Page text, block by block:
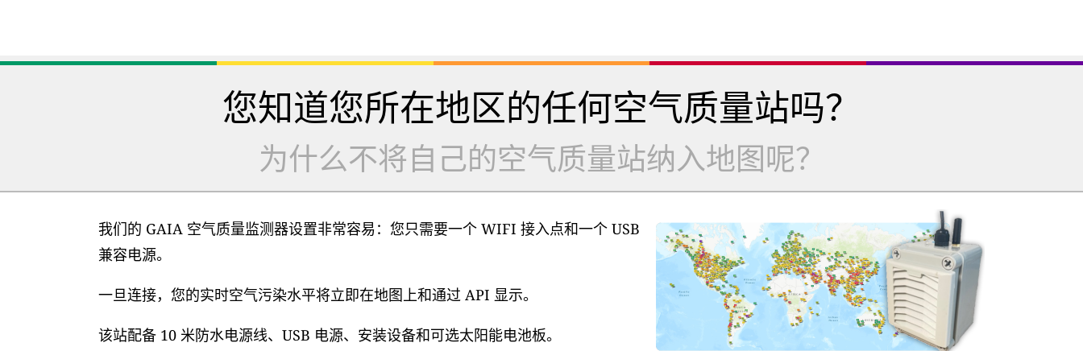
您知道您所在地区的任何空气质量站吗？
为什么不将自己的空气质量站纳入地图呢？
我们的 GAIA 空气质量监测器设置非常容易：您只需要一个 WIFI 接入点和一个 USB
兼容电源。
一旦连接，您的实时空气污染水平将立即在地图上和通过 API 显示。
该站配备 10 米防水电源线、USB 电源、安装设备和可选太阳能电池板。